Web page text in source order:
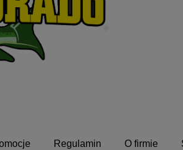
Regulamin O firmie